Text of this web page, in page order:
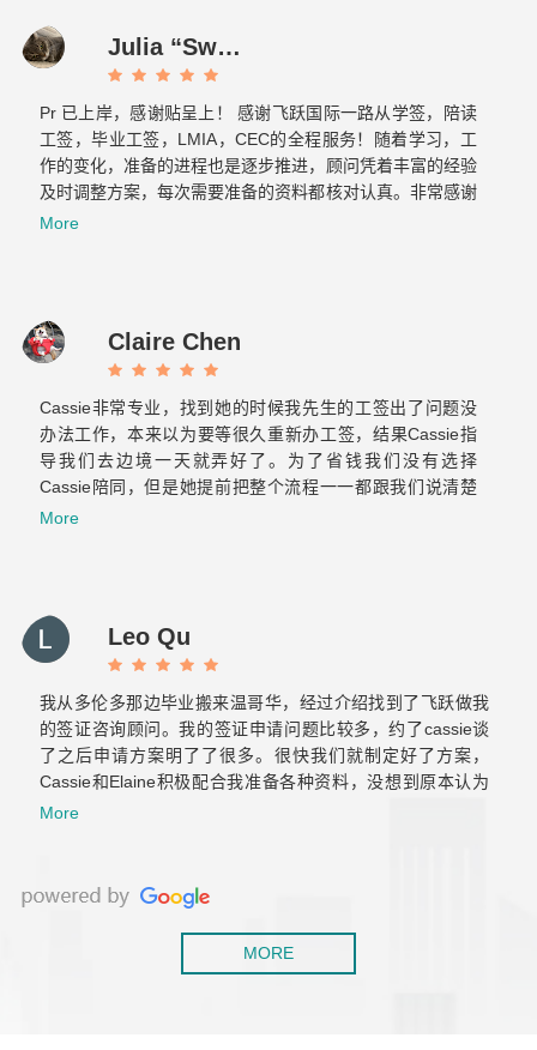
Julia “Sweet tooth” J
Pr 已上岸，感谢贴呈上！ 感谢飞跃国际一路从学签，陪读
工签，毕业工签，LMIA，CEC的全程服务！随着学习，工
作的变化，准备的进程也是逐步推进，顾问凭着丰富的经验
及时调整方案，每次需要准备的资料都核对认真。非常感谢
Cassie 和 Elaine…...
More
Claire Chen
Cassie非常专业，找到她的时候我先生的工签出了问题没
办法工作，本来以为要等很久重新办工签，结果Cassie指
导我们去边境一天就弄好了。为了省钱我们没有选择
Cassie陪同，但是她提前把整个流程一一都跟我们说清楚
了也标注了重点，当时我们两个才来加拿大半年的小白也很
复的文件准备和反复的奔波。那么希望你们以后越来越好！
保持初心！
More
Leo Qu
我从多伦多那边毕业搬来温哥华，经过介绍找到了飞跃做我
的签证咨询顾问。我的签证申请问题比较多，约了cassie谈
了之后申请方案明了了很多。很快我们就制定好了方案，
Cassie和Elaine积极配合我准备各种资料，没想到原本认为
肯定会拒签的工签，一次就获批了。后来积累了两年工作经
More
MORE